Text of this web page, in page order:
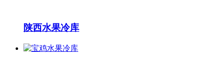
陕西水果冷库